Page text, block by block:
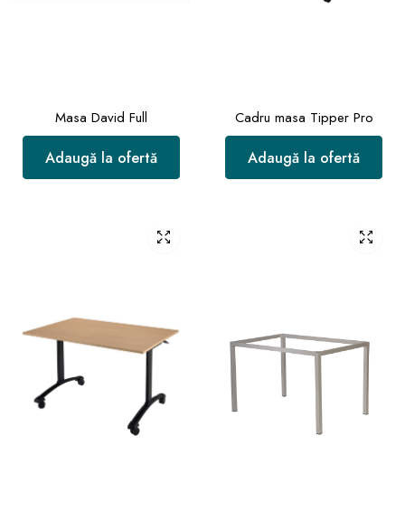
Masa David Full
Adaugă la ofertă
Cadru masa Tipper Pro
Adaugă la ofertă